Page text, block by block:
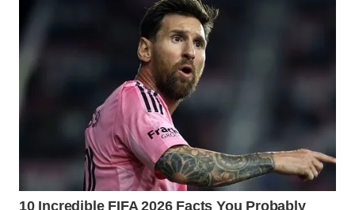
TINGGI
WN
KARAWANG